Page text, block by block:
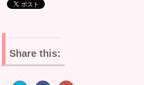
Share this: